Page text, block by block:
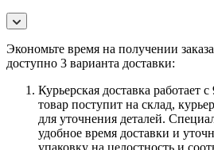
Экономьте время на получении
доступно 3 варианта доставки:
Курьерская доставка работает
товар поступит на склад,
для уточнения деталей.
удобное время доставки и
упаковку на целостность и